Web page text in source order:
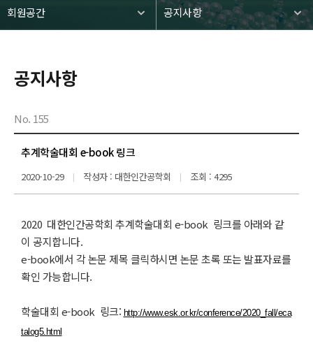
회원공간 공지사항
공지사항
No. 155
추계학술대회 e-book 링크
2020-10-29 작성자 : 대한인간공학회 조회 : 4295
2020 대한인간공학회 추계학술대회 e-book 링크를 아래와 같
이 공지합니다.
e-book에서 각 논문 제목 클릭하시면 논문 초록 또는 발표자료를
확인 가능합니다.
학술대회 e-book 링크: http://www.esk.or.kr/conference/2020_fall/eca
talog5.html